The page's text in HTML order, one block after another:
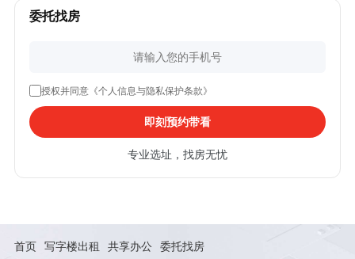
委托找房
授权并同意《个人信息与隐私保护条款》
即刻预约带看
专业选址，找房无忧
首页 写字楼出租 共享办公 委托找房